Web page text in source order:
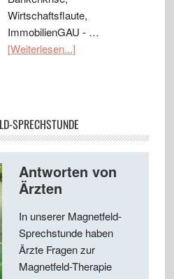
Wirtschaftsflaute,
ImmobilienGAU - …
[Weiterlesen...]
SPRECHSTUNDE
Antworten von
Ärzten
In unserer Magnetfeld-
Sprechstunde haben
Ärzte Fragen zur
Magnetfeld-Therapie